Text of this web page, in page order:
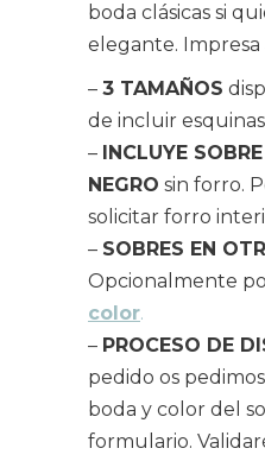
boda clásicas si
elegante. Impresa
– 3 TAMAÑOS
de incluir
– INCLUYE
NEGRO sin forro.
solicitar forro
– SOBRES EN
Opcionalmente
color.
– PROCESO DE
pedido os
boda y color del
formulario.